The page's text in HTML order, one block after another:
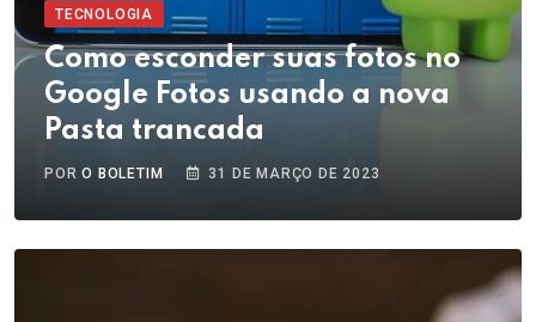
TECNOLOGIA
Como esconder suas fotos no
Google Fotos usando a nova
Pasta trancada
PORO BOLETIM 31 DE MARÇO DE 2023